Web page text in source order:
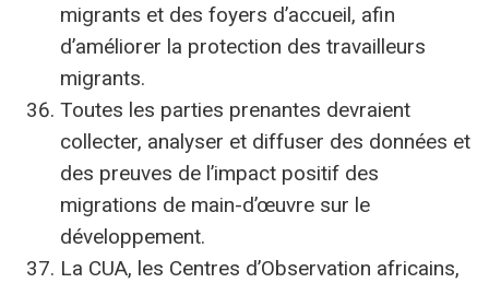
migrants et des foyers d’accueil, afin
d’améliorer la protection des travailleurs
migrants.
Toutes les parties prenantes devraient
collecter, analyser et diffuser des données et
des preuves de l’impact positif des
migrations de main-d’œuvre sur le
développement.
La CUA, les Centres d’Observation africains,